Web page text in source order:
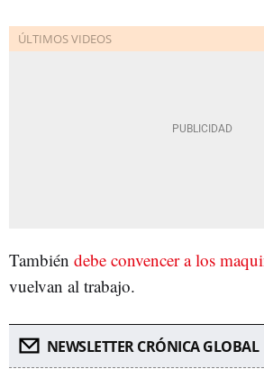
También debe convencer a los
vuelvan al trabajo.
NEWSLETTER CRÓNICA GLOBAL